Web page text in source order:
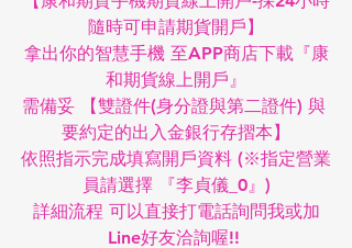
隨時可申請期貨開戶】
拿出你的智慧手機 至APP商店下載『康
和期貨線上開戶』
需備妥 【雙證件(身分證與第二證件) 與
要約定的出入金銀行存摺本】
依照指示完成填寫開戶資料 (※指定營業
員請選擇 『李貞儀_0』)
詳細流程 可以直接打電話詢問我或加
Line好友洽詢喔!!